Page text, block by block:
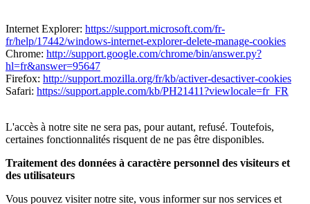
Internet Explorer: https://support.microsoft.com/fr-
fr/help/17442/windows-internet-explorer-delete-manage-cookies
Chrome: http://support.google.com/chrome/bin/answer.py?
hl=fr&answer=95647
Firefox: http://support.mozilla.org/fr/kb/activer-desactiver-cookies
Safari: https://support.apple.com/kb/PH21411?viewlocale=fr_FR
L'accès à notre site ne sera pas, pour autant, refusé. Toutefois,
certaines fonctionnalités risquent de ne pas être disponibles.
Traitement des données à caractère personnel des visiteurs et
des utilisateurs
Vous pouvez visiter notre site, vous informer sur nos services et